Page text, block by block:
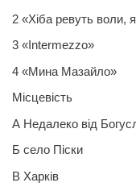
2 «Хіба ревуть воли,
3 «Intermezzo»
4 «Мина Мазайло»
Місцевість
А Недалеко від
Б село Піски
В Харків